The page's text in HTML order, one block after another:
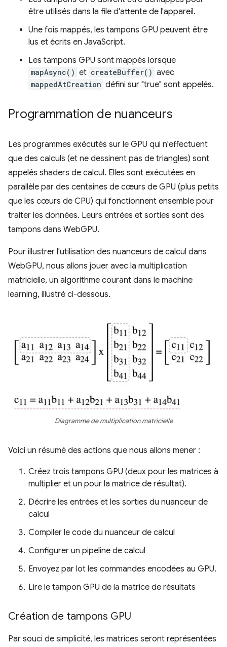
être utilisés dans la file d'attente de l'appareil.
Une fois mappés, les tampons GPU peuvent être
lus et écrits en JavaScript.
Les tampons GPU sont mappés lorsque
mapAsync() et createBuffer() avec
mappedAtCreation défini sur "true" sont appelés.
Programmation de nuanceurs
Les programmes exécutés sur le GPU qui n'effectuent
que des calculs (et ne dessinent pas de triangles) sont
appelés shaders de calcul. Elles sont exécutées en
parallèle par des centaines de cœurs de GPU (plus petits
que les cœurs de CPU) qui fonctionnent ensemble pour
traiter les données. Leurs entrées et sorties sont des
tampons dans WebGPU.
Pour illustrer l'utilisation des nuanceurs de calcul dans
WebGPU, nous allons jouer avec la multiplication
matricielle, un algorithme courant dans le machine
learning, illustré ci-dessous.
Diagramme de multiplication matricielle
Voici un résumé des actions que nous allons mener :
Créez trois tampons GPU (deux pour les matrices à
multiplier et un pour la matrice de résultat).
Décrire les entrées et les sorties du nuanceur de
calcul
Compiler le code du nuanceur de calcul
Configurer un pipeline de calcul
Envoyez par lot les commandes encodées au GPU.
Lire le tampon GPU de la matrice de résultats
Création de tampons GPU
Par souci de simplicité, les matrices seront représentées